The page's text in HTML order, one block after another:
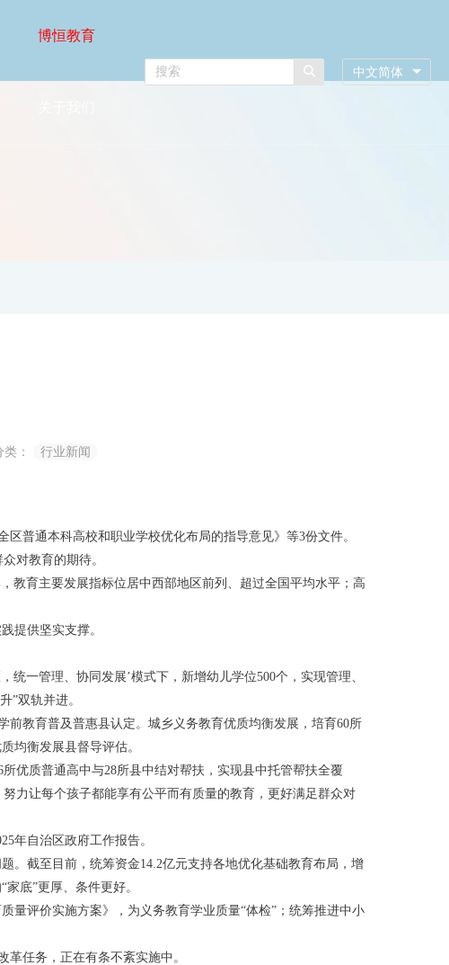
博恒教育
中文简体
类： 行业新闻
普通本科高校和职业学校优化布局的指导意见》等3份文件。
对教育的期待。
教育主要发展指标位居中西部地区前列、超过全国平均水平；高
提供坚实支撑。
一管理、协同发展’模式下，新增幼儿学位500个，实现管理、
”双轨并进。
教育普及普惠县认定。城乡义务教育优质均衡发展，培育60所
均衡发展县督导评估。
优质普通高中与28所县中结对帮扶，实现县中托管帮扶全覆
力让每个孩子都能享有公平而有质量的教育，更好满足群众对
年自治区政府工作报告。
。截至目前，统筹资金14.2亿元支持各地优化基础教育布局，增
底”更厚、条件更好。
量评价实施方案》，为义务教育学业质量“体检”；统筹推进中小
任务，正在有条不紊实施中。